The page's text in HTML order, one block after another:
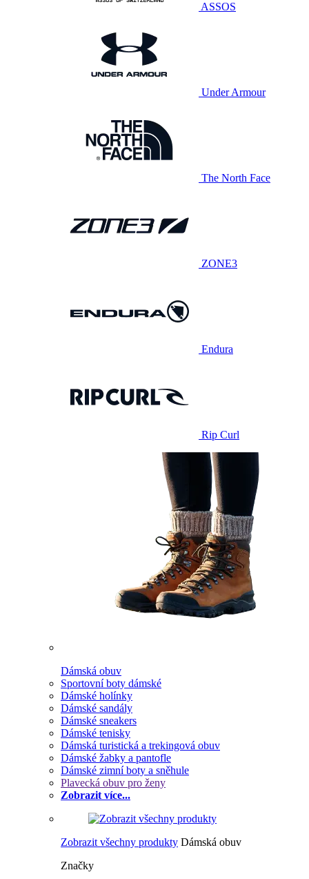
ASSOS
Under Armour
The North Face
ZONE3
Endura
Rip Curl
Dámská obuv
Sportovní boty dámské
Dámské holínky
Dámské sandály
Dámské sneakers
Dámské tenisky
Dámská turistická a trekingová obuv
Dámské žabky a pantofle
Dámské zimní boty a sněhule
Plavecká obuv pro ženy
Zobrazit více...
Zobrazit všechny produkty Dámská obuv
Značky